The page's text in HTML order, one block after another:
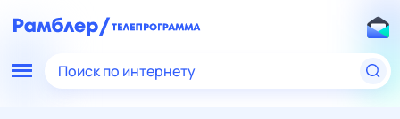
Поиск по интернету